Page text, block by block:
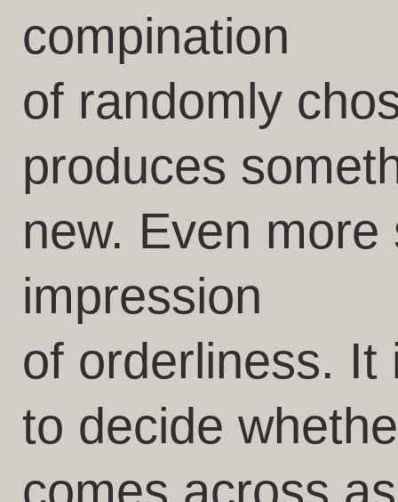
compination
of randomly
produces
new. Even more
impression
of orderliness. It
to decide